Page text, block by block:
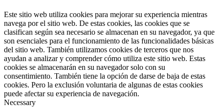
Este sitio web utiliza cookies para mejorar su experiencia mientras
navega por el sitio web. De estas cookies, las cookies que se
clasifican según sea necesario se almacenan en su navegador, ya que
son esenciales para el funcionamiento de las funcionalidades básicas
del sitio web. También utilizamos cookies de terceros que nos
ayudan a analizar y comprender cómo utiliza este sitio web. Estas
cookies se almacenarán en su navegador solo con su
consentimiento. También tiene la opción de darse de baja de estas
cookies. Pero la exclusión voluntaria de algunas de estas cookies
puede afectar su experiencia de navegación.
Necessary